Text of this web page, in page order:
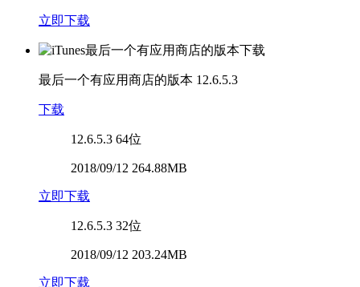
立即下载
最后一个有应用商店的版本 12.6.5.3
下载
12.6.5.3 64位
2018/09/12 264.88MB
立即下载
12.6.5.3 32位
2018/09/12 203.24MB
立即下载